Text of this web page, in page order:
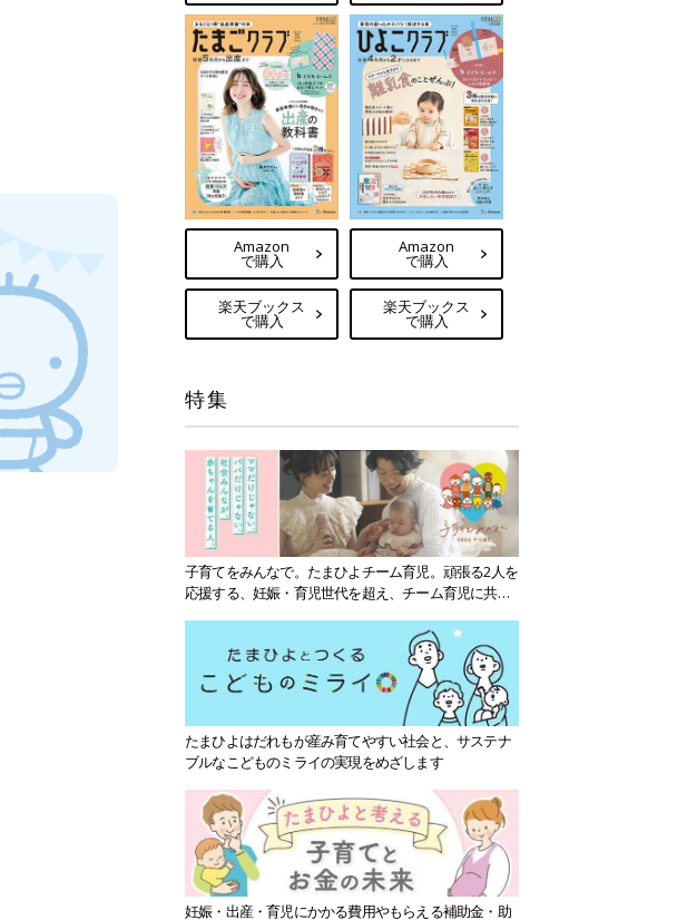
Amazon
で購入
楽天ブックス
で購入
Amazon
で購入
楽天ブックス
で購入
特集
子育てをみんなで。たまひよチーム育児。頑張る2人を
応援する、妊娠・育児世代を超え、チーム育児に共感
たまひよはだれもが産み育てやすい社会と、サステナ
ブルなこどものミライの実現をめざします
妊娠・出産・育児にかかる費用やもらえる補助金・助